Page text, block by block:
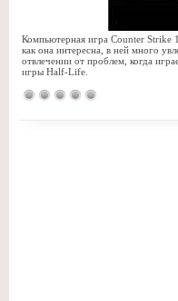
Компьютерная игра Counter Strike
как она интересна, в ней много
отвлечении от проблем, когда
игры Half-Life.